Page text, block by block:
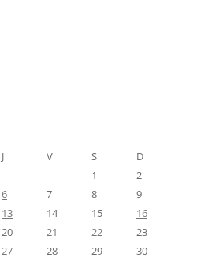
J V S
D
1
2
6 7 8
9
13 14 15
16
20 21 22
23
27 28 29
30